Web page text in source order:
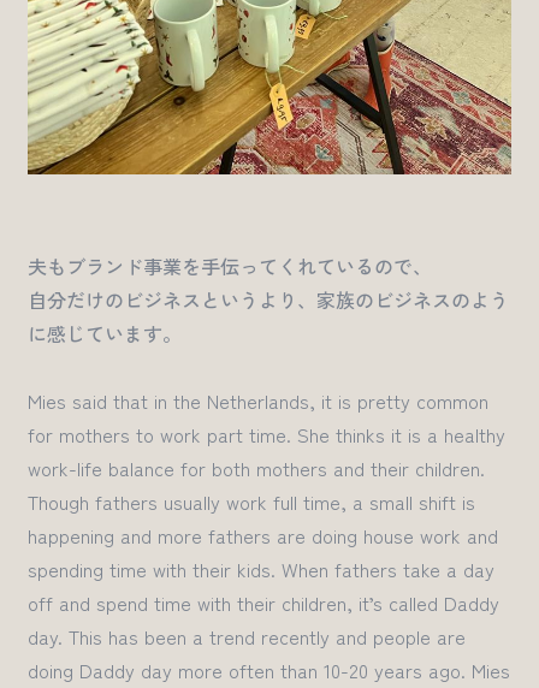
夫もブランド事業を手伝ってくれているので、
自分だけのビジネスというより、家族のビジネスのよう
に感じています。
Mies said that in the Netherlands, it is pretty common
for mothers to work part time. She thinks it is a healthy
work-life balance for both mothers and their children.
Though fathers usually work full time, a small shift is
happening and more fathers are doing house work and
spending time with their kids. When fathers take a day
off and spend time with their children, it’s called Daddy
day. This has been a trend recently and people are
doing Daddy day more often than 10-20 years ago. Mies